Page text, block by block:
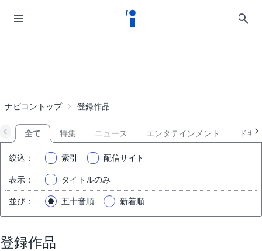
ナビコントップ 登録作品
全て 特集 ニュース エンタテインメント ドキ
絞込 ： 索引 配信サイト
表示 ： タイトルのみ
並び ： 五十音順 新着順
登録作品